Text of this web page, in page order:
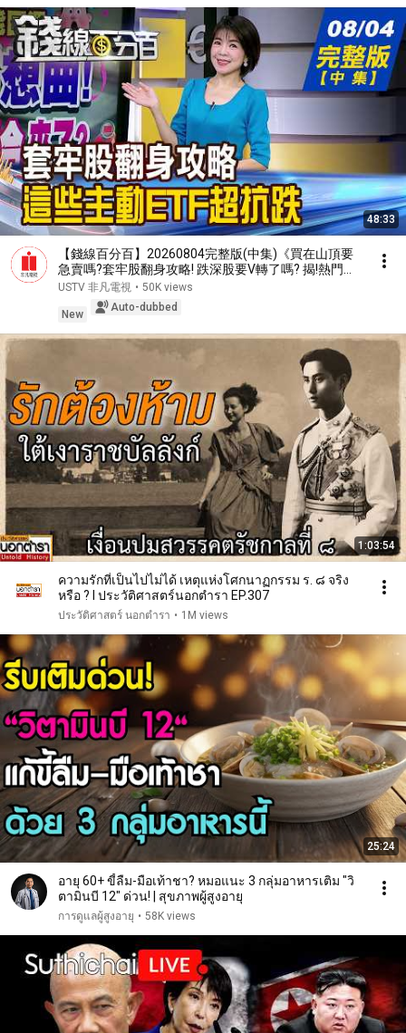
48:33
【錢線百分百】20260804完整版(中集)《買在山頂要
急賣嗎?套牢股翻身攻略! 跌深股要V轉了嗎? 揭!熱門股
買賣攻略》│非凡財經新聞│
USTV 非凡電視 • 50K views
New
Auto-dubbed
1:03:54
ความรักที่เป็นไปไม่ได้ เหตุแห่งโศกนาฏกรรม ร. ๘ จริง
หรือ ? I ประวัติศาสตร์นอกตำรา EP.307
ประวัติศาสตร์ นอกตํารา • 1M views
25:24
อายุ 60+ ขี้ลืม-มือเท้าชา? หมอแนะ 3 กลุ่มอาหารเติม "วิ
ตามินบี 12" ด่วน! | สุขภาพผู้สูงอายุ
การดูแลผู้สูงอายุ • 58K views